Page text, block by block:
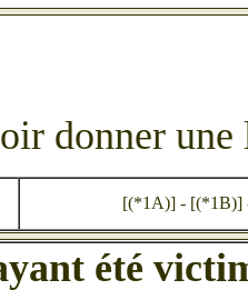
donner
[(*1A)] - [(*1B)]
été